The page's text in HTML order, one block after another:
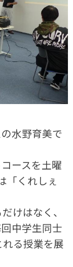
水野育美で
ースを土曜
「くれしぇ
けはなく、
中学生同士
る授業を展